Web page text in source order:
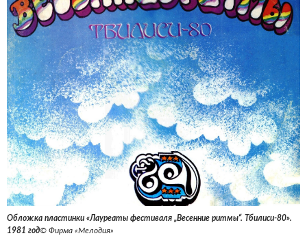
Обложка пластинки «Лауреаты фестиваля „Весенние ритмы“. Тбилиси-80».
1981 год© Фирма «Мелодия»